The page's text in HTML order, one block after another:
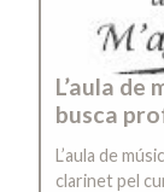
L’aula de
busca
L’aula de
clarinet pel